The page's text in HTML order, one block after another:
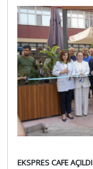
EKSPRES CAFE AÇILDI